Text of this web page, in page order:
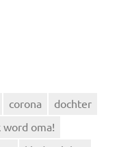
corona
dochter
word oma!